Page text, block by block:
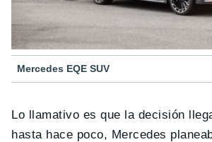
Mercedes EQE SUV
Lo llamativo es que la decisión
hasta hace poco, Mercedes